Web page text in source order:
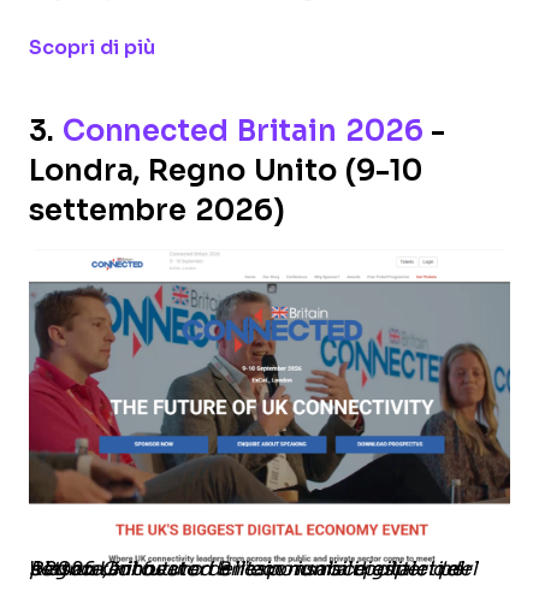
Scopri di più
3. Connected Britain 2026 -
Londra, Regno Unito (9-10
settembre 2026)
Il 2026
Connected Britain riunisce esperti del settore, innovatori e responsabili politici per plasmare il futuro dell’economia digitale del Regno Unito.